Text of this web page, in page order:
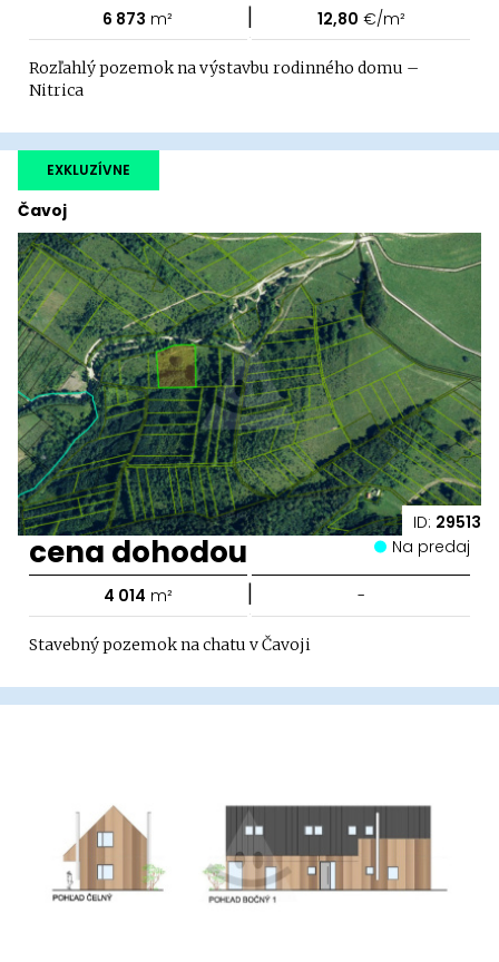
6 873 m² | 12,80 €/m²
Rozľahlý pozemok na výstavbu rodinného domu –
Nitrica
ID: 29513
Čavoj
EXKLUZÍVNE
cena dohodou Na predaj
4 014 m² | -
Stavebný pozemok na chatu v Čavoji